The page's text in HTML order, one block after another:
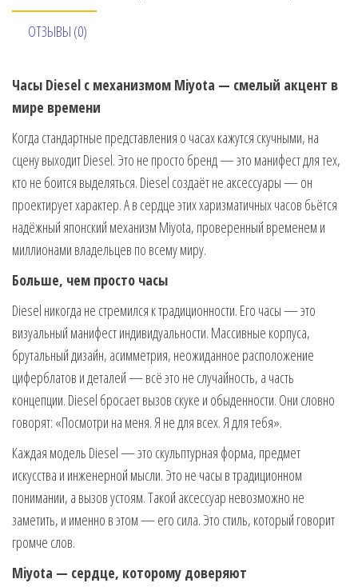
ОТЗЫВЫ (0)
Часы Diesel с механизмом Miyota — смелый акцент в
мире времени
Когда стандартные представления о часах кажутся скучными, на
сцену выходит Diesel. Это не просто бренд — это манифест для тех,
кто не боится выделяться. Diesel создаёт не аксессуары — он
проектирует характер. А в сердце этих харизматичных часов бьётся
надёжный японский механизм Miyota, проверенный временем и
миллионами владельцев по всему миру.
Больше, чем просто часы
Diesel никогда не стремился к традиционности. Его часы — это
визуальный манифест индивидуальности. Массивные корпуса,
брутальный дизайн, асимметрия, неожиданное расположение
циферблатов и деталей — всё это не случайность, а часть
концепции. Diesel бросает вызов скуке и обыденности. Они словно
говорят: «Посмотри на меня. Я не для всех. Я для тебя».
Каждая модель Diesel — это скульптурная форма, предмет
искусства и инженерной мысли. Это не часы в традиционном
понимании, а вызов устоям. Такой аксессуар невозможно не
заметить, и именно в этом — его сила. Это стиль, который говорит
громче слов.
Miyota — сердце, которому доверяют